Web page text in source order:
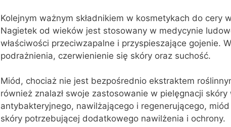
Kolejnym ważnym składnikiem w kosmetykach do cery
Nagietek od wieków jest stosowany w medycynie
właściwości przeciwzapalne i przyspieszające gojenie.
podrażnienia, czerwienienie się skóry oraz suchość.
Miód, chociaż nie jest bezpośrednio ekstraktem
również znalazł swoje zastosowanie w pielęgnacji skóry
antybakteryjnego, nawilżającego i regenerującego,
skóry potrzebującej dodatkowego nawilżenia i ochrony.